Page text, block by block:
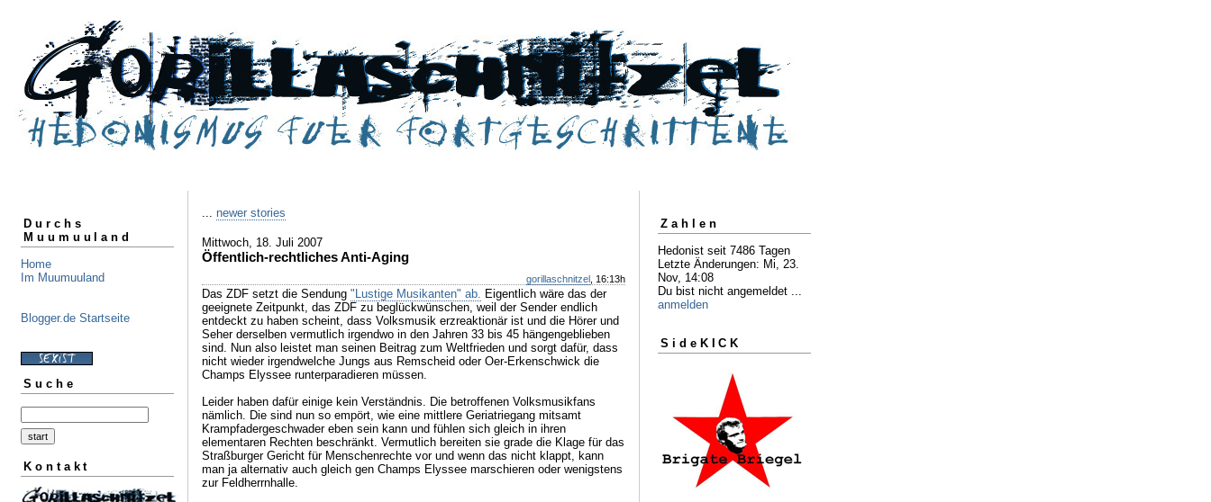
Durchs
Muumuuland
Home
Im Muumuuland
Blogger.de Startseite
Suche
Kontakt
... newer stories
Mittwoch, 18. Juli 2007
Öffentlich-rechtliches Anti-Aging
gorillaschnitzel , 16:13h
Das ZDF setzt die Sendung "Lustige Musikanten" ab. Eigentlich wäre das der
geeignete Zeitpunkt, das ZDF zu beglückwünschen, weil der Sender endlich
entdeckt zu haben scheint, dass Volksmusik erzreaktionär ist und die Hörer und
Seher derselben vermutlich irgendwo in den Jahren 33 bis 45 hängengeblieben
sind. Nun also leistet man seinen Beitrag zum Weltfrieden und sorgt dafür, dass
nicht wieder irgendwelche Jungs aus Remscheid oder Oer-Erkenschwick die
Champs Elyssee runterparadieren müssen.
Leider haben dafür einige kein Verständnis. Die betroffenen Volksmusikfans
nämlich. Die sind nun so empört, wie eine mittlere Geriatriegang mitsamt
Krampfadergeschwader eben sein kann und fühlen sich gleich in ihren
elementaren Rechten beschränkt. Vermutlich bereiten sie grade die Klage für das
Straßburger Gericht für Menschenrechte vor und wenn das nicht klappt, kann
man ja alternativ auch gleich gen Champs Elyssee marschieren oder wenigstens
zur Feldherrnhalle.
Zahlen
Hedonist seit 7486 Tagen
Letzte Änderungen: Mi, 23.
Nov, 14:08
Du bist nicht angemeldet ...
anmelden
SideKICK